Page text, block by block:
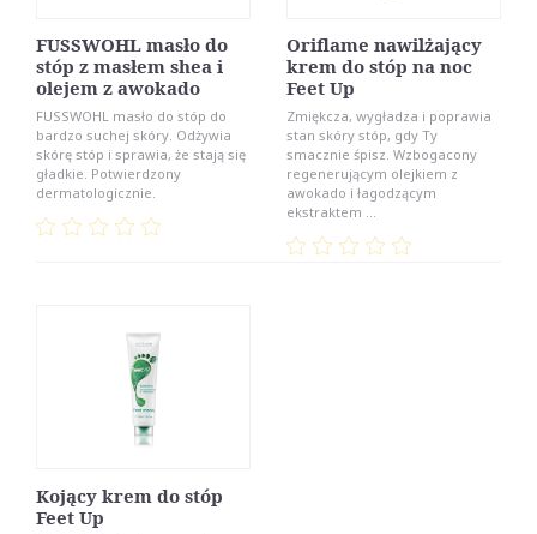
FUSSWOHL masło do
stóp z masłem shea i
olejem z awokado
FUSSWOHL masło do stóp do
bardzo suchej skóry. Odżywia
skórę stóp i sprawia, że stają się
gładkie. Potwierdzony
dermatologicznie.
Oriflame nawilżający
krem do stóp na noc
Feet Up
Zmiękcza, wygładza i poprawia
stan skóry stóp, gdy Ty
smacznie śpisz. Wzbogacony
regenerującym olejkiem z
awokado i łagodzącym
ekstraktem ...
Kojący krem do stóp
Feet Up